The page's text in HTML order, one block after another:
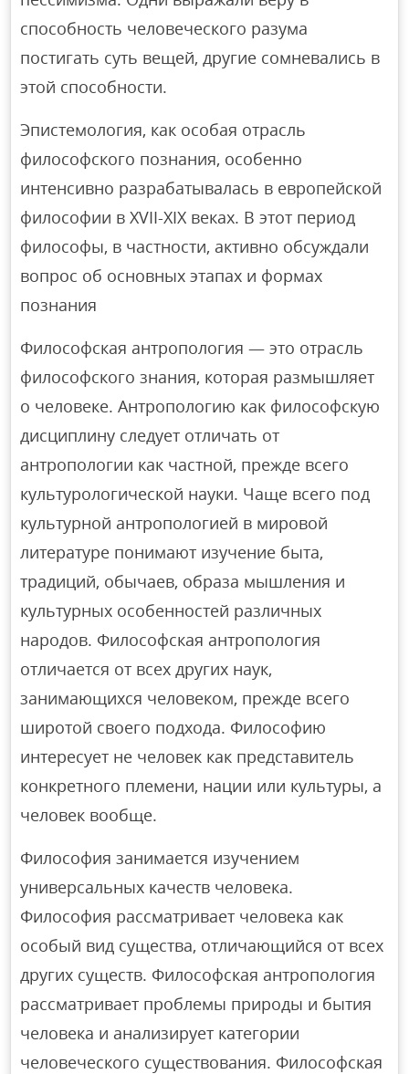
способность человеческого разума
постигать суть вещей, другие сомневались в
этой способности.
Эпистемология, как особая отрасль
философского познания, особенно
интенсивно разрабатывалась в европейской
философии в XVII-XIX веках. В этот период
философы, в частности, активно обсуждали
вопрос об основных этапах и формах
познания
Философская антропология — это отрасль
философского знания, которая размышляет
о человеке. Антропологию как философскую
дисциплину следует отличать от
антропологии как частной, прежде всего
культурологической науки. Чаще всего под
культурной антропологией в мировой
литературе понимают изучение быта,
традиций, обычаев, образа мышления и
культурных особенностей различных
народов. Философская антропология
отличается от всех других наук,
занимающихся человеком, прежде всего
широтой своего подхода. Философию
интересует не человек как представитель
конкретного племени, нации или культуры, а
человек вообще.
Философия занимается изучением
универсальных качеств человека.
Философия рассматривает человека как
особый вид существа, отличающийся от всех
других существ. Философская антропология
рассматривает проблемы природы и бытия
человека и анализирует категории
человеческого существования. Философская